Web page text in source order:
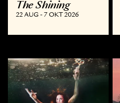
The Shining
22 AUG - 7 OKT 2026